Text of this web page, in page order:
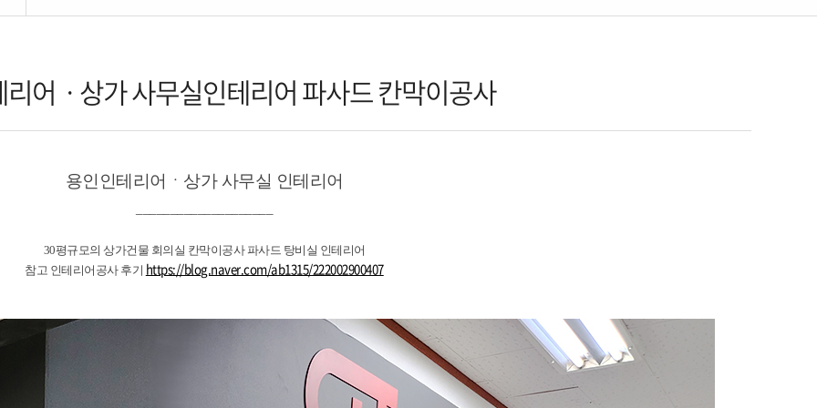
어ㆍ상가 사무실인테리어 파사드 칸막이공사
용인인테리어ㆍ상가 사무실 인테리어
30평규모의 상가건물 회의실 칸막이공사 파사드 탕비실 인테리어
참고 인테리어공사 후기 https://blog.naver.com/ab1315/222002900407